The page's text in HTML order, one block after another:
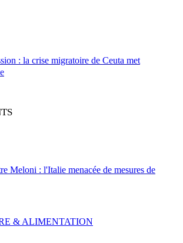
: la crise migratoire de Ceuta met
Meloni : l'Italie menacée de mesures de
& ALIMENTATION